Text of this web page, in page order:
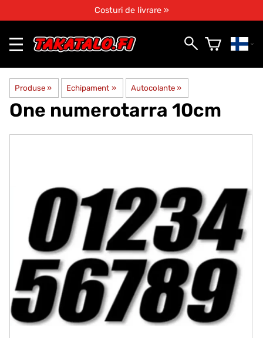
Costuri de livrare »
Produse ‪» Echipament ‪» Autocolante ‪»
One numerotarra 10cm